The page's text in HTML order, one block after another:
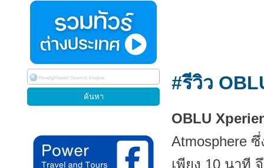
#รีวิว
OBLU
Atmosphere
เพียง 10 นาที